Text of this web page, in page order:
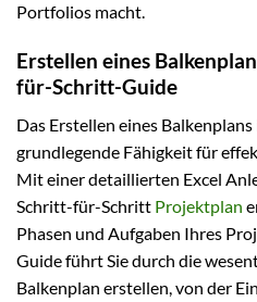
Portfolios macht.
Erstellen eines
für-Schritt-Guide
Das Erstellen eines
grundlegende Fähigkeit für
Mit einer detaillierten Excel
Schritt-für-Schritt Projektplan
Phasen und Aufgaben Ihres
Guide führt Sie durch die
Balkenplan erstellen, von der